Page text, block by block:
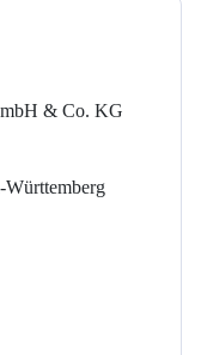
& Co. KG
Württemberg